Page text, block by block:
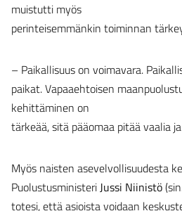
muistutti myös
perinteisemmänkin toiminnan
– Paikallisuus on voimavara.
paikat. Vapaaehtoisen
kehittäminen on
tärkeää, sitä pääomaa pitää vaalia
Myös naisten asevelvollisuudesta
PuolustusministeriJussi Niinistö
totesi, että asioista voidaan